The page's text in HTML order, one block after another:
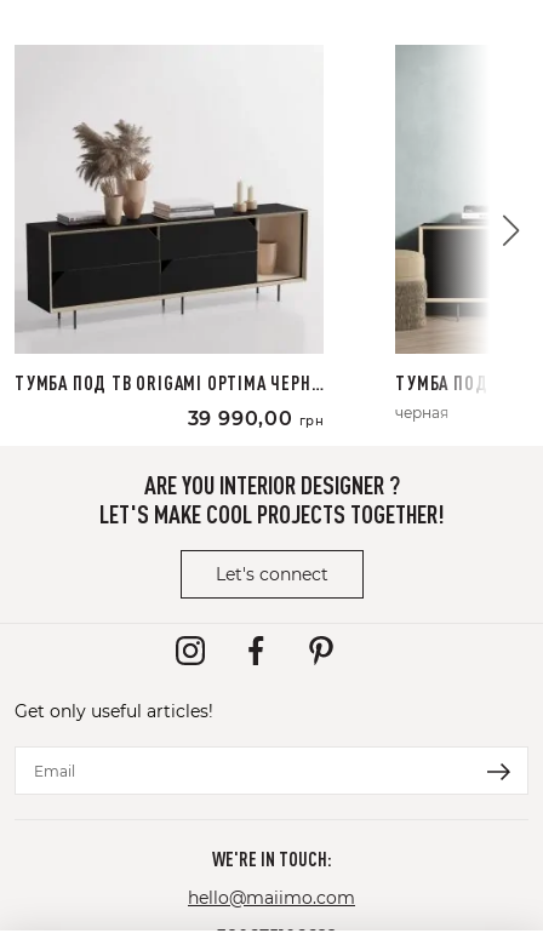
ТУМБА ПОД ТВ ORIGAMI OPTIMA ЧЕРНА
39 990,00 грн
ТУМБА ПОД ТВ
черная
ARE YOU INTERIOR DESIGNER ?
LET'S MAKE COOL PROJECTS TOGETHER!
Let's connect
Get only useful articles!
WE'RE IN TOUCH:
hello@maiimo.com